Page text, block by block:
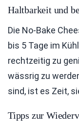
Haltbarkeit und
Die No-Bake
bis 5 Tage im
rechtzeitig zu
wässrig zu
sind, ist es Zeit,
Tipps zur